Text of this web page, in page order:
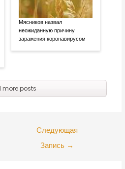
Мясников назвал
неожиданную причину
заражения коронавирусом
more posts
Следующая
Запись →